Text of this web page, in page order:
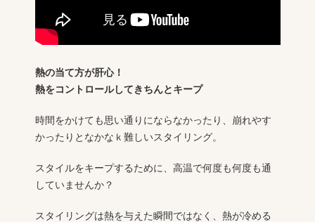
熱の当て方が肝心！
熱をコントロールしてきちんとキープ
時間をかけても思い通りにならなかったり、崩れやす
かったりとなかなｋ難しいスタイリング。
スタイルをキープするために、高温で何度も何度も通
していませんか？
スタイリングは熱を与えた瞬間ではなく、熱が冷める